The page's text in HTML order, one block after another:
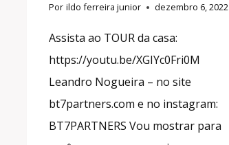
Por ildo ferreira junior dezembro 6, 2022
Assista ao TOUR da casa:
https://youtu.be/XGIYc0Fri0M
Leandro Nogueira – no site
bt7partners.com e no instagram:
BT7PARTNERS Vou mostrar para